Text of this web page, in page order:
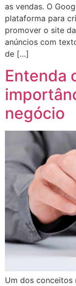
as vendas. O
plataforma para
promover o site
anúncios com
de […]
Entenda
negócio
Um dos conceitos